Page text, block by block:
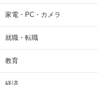
家電・PC・カメラ
就職・転職
教育